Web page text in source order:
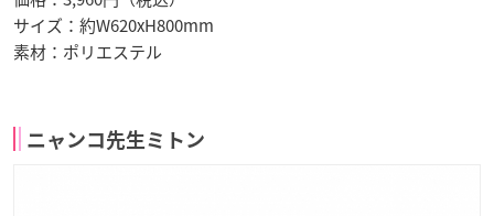
サイズ：約W620xH800mm
素材：ポリエステル
ニャンコ先生ミトン